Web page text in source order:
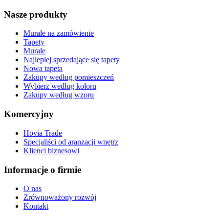
Nasze produkty
Murale na zamówienie
Tapety
Murale
Najlepiej sprzedające się tapety
Nowa tapeta
Zakupy według pomieszczeń
Wybierz według koloru
Zakupy według wzoru
Komercyjny
Hovia Trade
Specjaliści od aranżacji wnętrz
Klienci biznesowi
Informacje o firmie
O nas
Zrównoważony rozwój
Kontakt